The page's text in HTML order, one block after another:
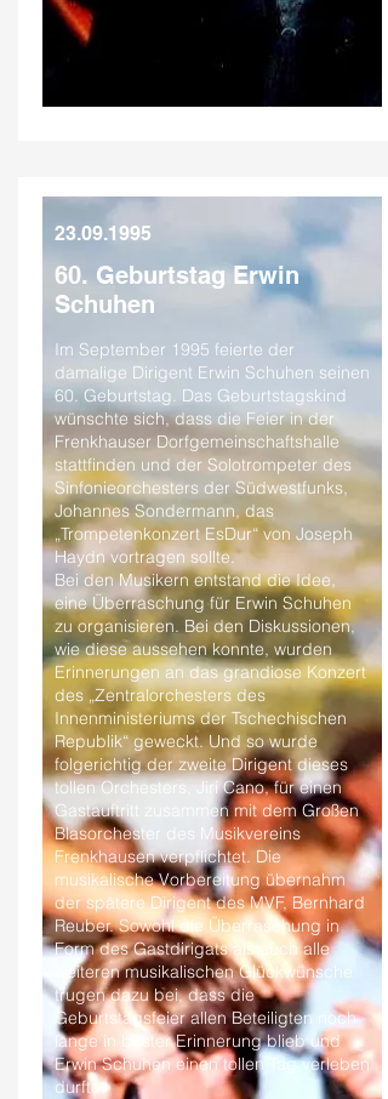
60. Geburtstag Erwin
Schuhen
Im September 1995 feierte der
damalige Dirigent Erwin Schuhen seinen
60. Geburtstag. Das Geburtstagskind
wünschte sich, dass die Feier in der
Frenkhauser Dorfgemeinschaftshalle
stattfinden und der Solotrompeter des
Sinfonieorchesters der Südwestfunks,
Johannes Sondermann, das
„Trompetenkonzert EsDur“ von Joseph
Haydn vortragen sollte.
Bei den Musikern entstand die Idee,
eine Überraschung für Erwin Schuhen
zu organisieren. Bei den Diskussionen,
wie diese aussehen konnte, wurden
Erinnerungen an das grandiose Konzert
des „Zentralorchesters des
Innenministeriums der Tschechischen
Republik“ geweckt. Und so wurde
folgerichtig der zweite Dirigent dieses
tollen Orchesters, Jiri Cano, für einen
Gastauftritt zusammen mit dem Großen
Blasorchester des Musikvereins
Frenkhausen verpflichtet. Die
musikalische Vorbereitung übernahm
der spätere Dirigent des MVF, Bernhard
Reuber. Sowohl die Überraschung in
Form des Gastdirigats als auch alle
weiteren musikalischen Glückwünsche
trugen dazu bei, dass die
Geburtstagsfeier allen Beteiligten noch
lange in bester Erinnerung blieb und
Erwin Schuhen einen tollen Tag verleben
durfte.
23.09.1995